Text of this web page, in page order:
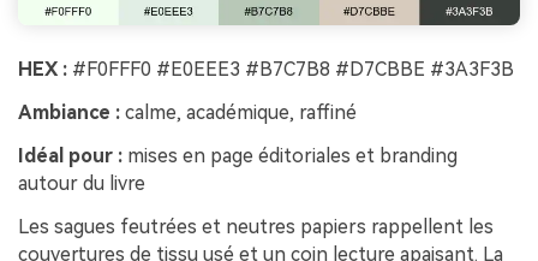
HEX : #F0FFF0 #E0EEE3 #B7C7B8 #D7CBBE #3A3F3B
Ambiance : calme, académique, raffiné
Idéal pour : mises en page éditoriales et branding
autour du livre
Les sagues feutrées et neutres papiers rappellent les
couvertures de tissu usé et un coin lecture apaisant. La